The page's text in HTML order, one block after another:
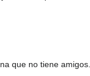
que no tiene amigos.